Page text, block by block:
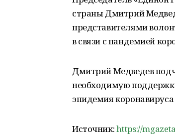
страны Дмитрий
представителями
в связи с пандемией
Дмитрий Медведев
необходимую
эпидемия
Источник:https://